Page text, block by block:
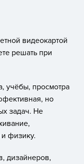
видеокартой
решать при
учёбы, просмотра
но
задач. Не
и физику.
дизайнеров,